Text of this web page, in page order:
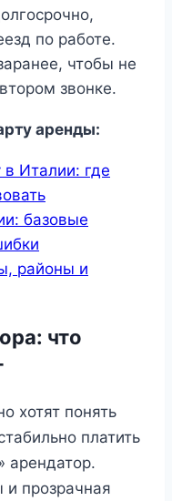
по работе.
чтобы не
звонке.
аренды:
Италии: где
базовые
районы и
что
хотят понять
платить
арендатор.
прозрачная